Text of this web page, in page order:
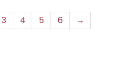
3 4 5 6 →